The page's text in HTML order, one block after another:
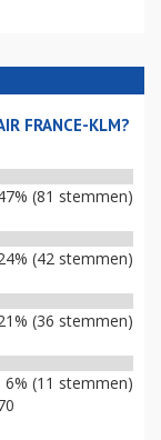
FRANCE-KLM?
(81 stemmen)
(42 stemmen)
(36 stemmen)
6% (11 stemmen)